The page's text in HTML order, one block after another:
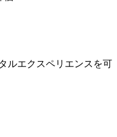
ルエクスペリエンスを可